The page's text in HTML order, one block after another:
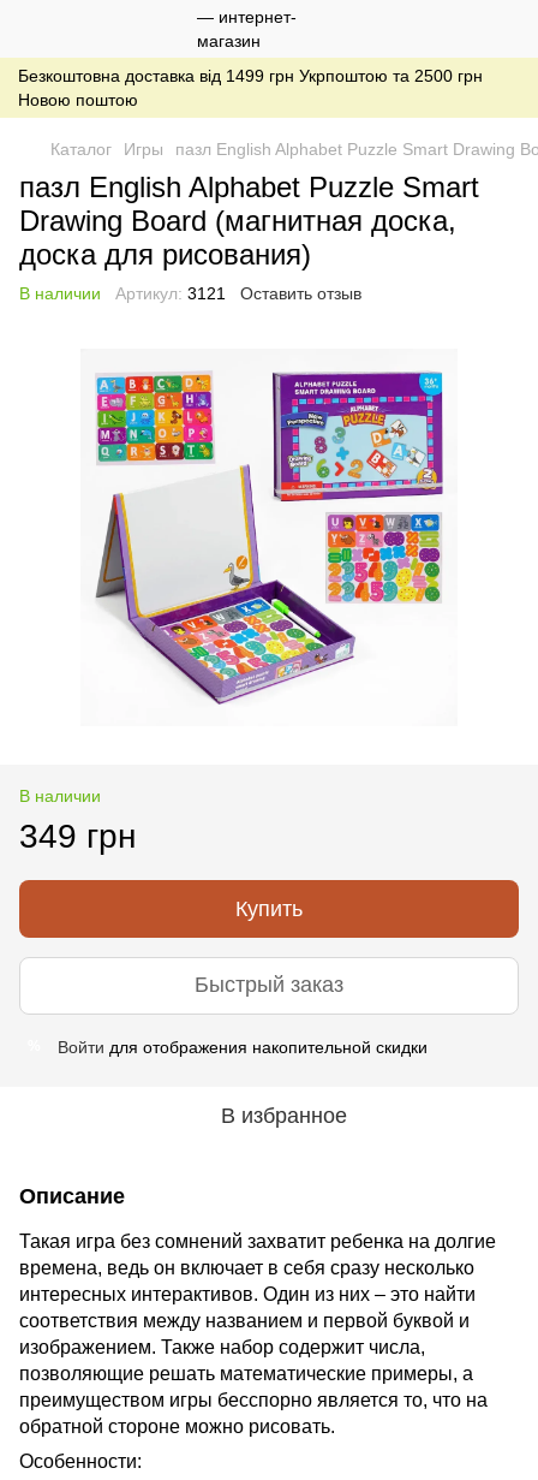
Безкоштовна доставка від 1499 грн Укрпоштою та 2500 грн
Новою поштою
Каталог Игры пазл English Alphabet Puzzle Smart Drawing
пазл English Alphabet Puzzle Smart
Drawing Board (магнитная доска,
доска для рисования)
В наличии Артикул: 3121 Оставить отзыв
В наличии
349 грн
Купить
Быстрый заказ
Войти для отображения накопительной скидки
В избранное
Описание
Такая игра без сомнений захватит ребенка на долгие
времена, ведь он включает в себя сразу несколько
интересных интерактивов. Один из них – это найти
соответствия между названием и первой буквой и
изображением. Также набор содержит числа,
позволяющие решать математические примеры, а
преимуществом игры бесспорно является то, что на
обратной стороне можно рисовать.
Особенности: